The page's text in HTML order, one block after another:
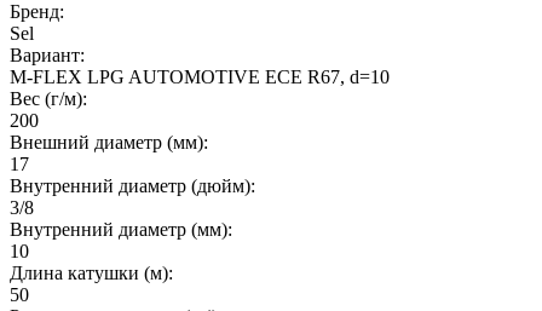
Бренд:
Sel
Вариант:
M-FLEX LPG AUTOMOTIVE ECE R67, d=10
Вес (г/м):
200
Внешний диаметр (мм):
17
Внутренний диаметр (дюйм):
3/8
Внутренний диаметр (мм):
10
Длина катушки (м):
50